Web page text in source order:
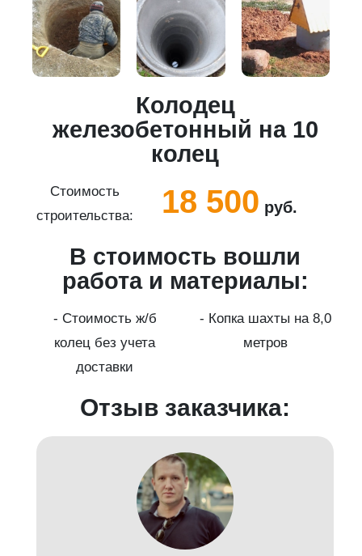
Колодец
железобетонный на 10
колец
Стоимость
строительства:
18 500 руб.
В стоимость вошли
работа и материалы:
- Стоимость ж/б
колец без учета
доставки
- Копка шахты на 8,0
метров
Отзыв заказчика: